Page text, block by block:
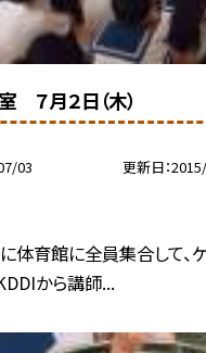
７月２日（木）
03 更新日
に体育館に全員集合して
から講師...